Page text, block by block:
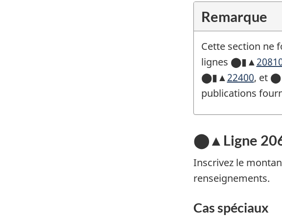
Remarque
Cette section ne
lignes ⬤▮▲
⬤▮▲22400, et
publications
⬤▲Ligne
Inscrivez le
renseignements.
Cas spéciaux